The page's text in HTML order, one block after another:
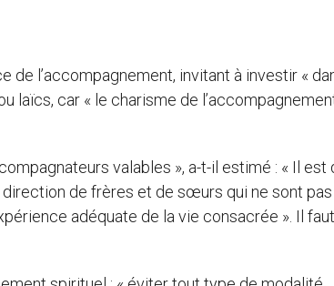
de l’accompagnement, invitant à investir «
laïcs, car « le charisme de
valables », a-t-il estimé : « Il est
de frères et de sœurs qui ne sont
adéquate de la vie consacrée ». Il